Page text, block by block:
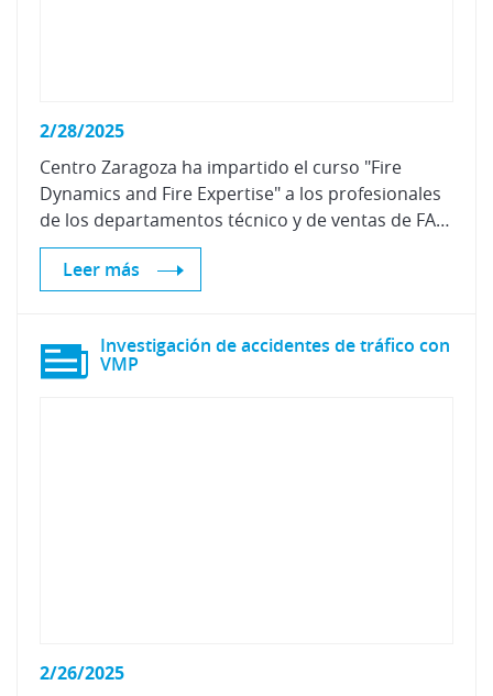
2/28/2025
Centro Zaragoza ha impartido el curso "Fire
Dynamics and Fire Expertise" a los profesionales
de los departamentos técnico y de ventas de FARID INDUSTRIE SPA.
Leer más
Investigación de accidentes de tráfico con
VMP
2/26/2025